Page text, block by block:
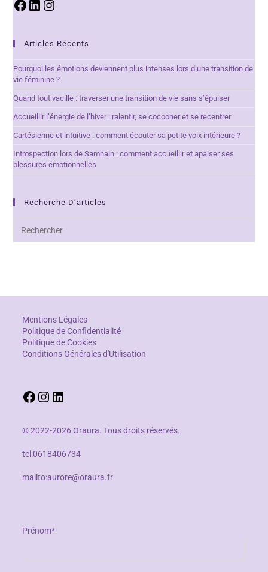
Articles Récents
Pourquoi les émotions deviennent plus intenses lors d’une transition de
vie féminine ?
Quand tout vacille : traverser une transition de vie sans s’épuiser
Accueillir l’énergie de l’hiver : ralentir, se cocooner et se recentrer
Cartésienne et intuitive : comment écouter sa petite voix intérieure ?
Introspection lors de Samhain : comment accueillir et apaiser ses
blessures émotionnelles
Recherche D’articles
Mentions Légales
Politique de Confidentialité
Politique de Cookies
Conditions Générales d'Utilisation
© 2022-2026 Oraura. Tous droits réservés.
tel:0618406734
mailto:aurore@oraura.fr
Prénom*